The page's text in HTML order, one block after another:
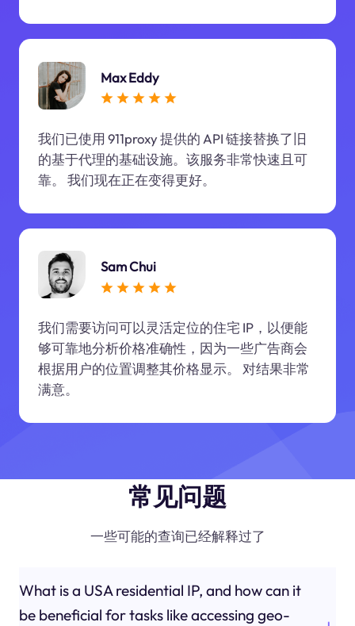
Max Eddy
我们已使用 911proxy 提供的 API 链接替换了旧
的基于代理的基础设施。该服务非常快速且可
靠。 我们现在正在变得更好。
Sam Chui
我们需要访问可以灵活定位的住宅 IP，以便能
够可靠地分析价格准确性，因为一些广告商会
根据用户的位置调整其价格显示。 对结果非常
满意。
常见问题
一些可能的查询已经解释过了
What is a USA residential IP, and how can it
be beneficial for tasks like accessing geo-